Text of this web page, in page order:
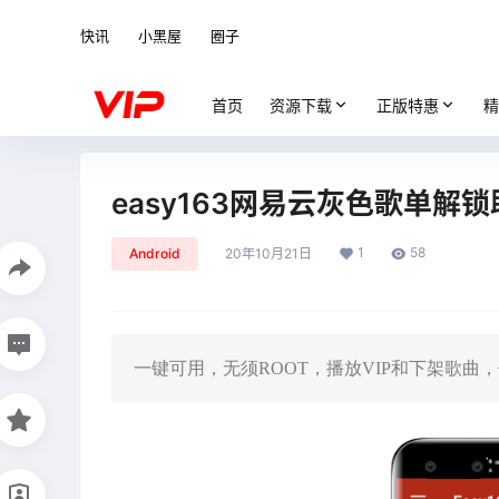
快讯 小黑屋 圈子
首页 资源下载 正版特惠
easy163网易云灰色歌单解锁
Android 20年10月21日 1 58
一键可用，无须ROOT，播放VIP和下架歌曲